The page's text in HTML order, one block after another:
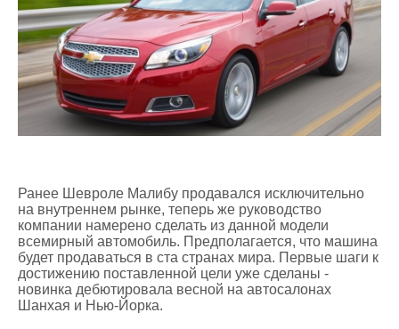
Ранее Шевроле Малибу продавался исключительно
на внутреннем рынке, теперь же руководство
компании намерено сделать из данной модели
всемирный автомобиль. Предполагается, что машина
будет продаваться в ста странах мира. Первые шаги к
достижению поставленной цели уже сделаны -
новинка дебютировала весной на автосалонах
Шанхая и Нью-Йорка.